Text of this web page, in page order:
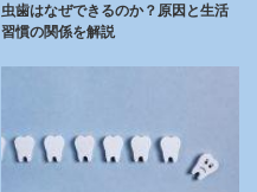
虫歯はなぜできるのか？原因と生活
習慣の関係を解説